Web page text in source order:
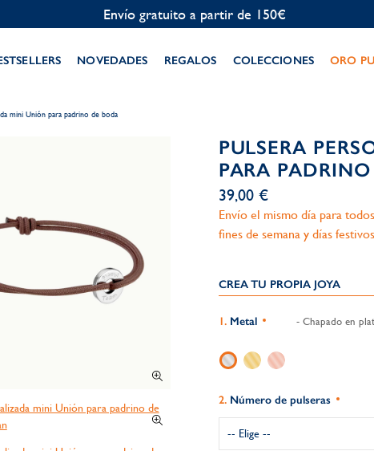
Personalización gratuita
NOVEDADES REGALOS COLECCIONES ORO
mini Unión para padrino de boda
PULSERA
PARA
39,00 €
Envío el mismo día para
fines de semana y días
CREA TU PROPIA JOYA
Metal - Chapado en
Número de pulseras